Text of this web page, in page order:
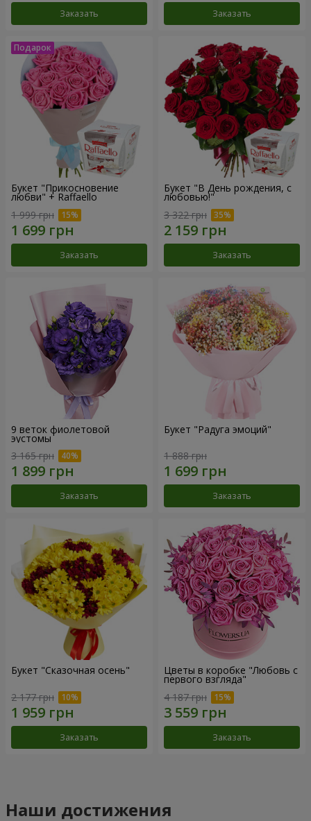
Заказать Заказать
Букет "Прикосновение
любви" + Raffaello
1 999 грн
Заказать
Букет "В День рождения, с
любовью!"
3 322 грн
Заказать
9 веток фиолетовой
эустомы
3 165 грн
Заказать
Букет "Радуга эмоций"
1 888 грн
Заказать
Букет "Сказочная осень"
2 177 грн
Заказать
Цветы в коробке "Любовь с
первого взгляда"
4 187 грн
Заказать
Наши достижения